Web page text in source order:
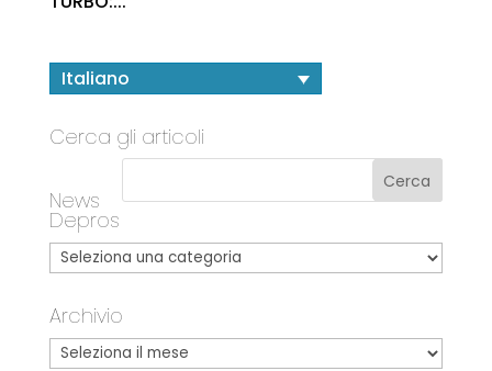
Italiano
Cerca gli articoli
News
Depros
Archivio